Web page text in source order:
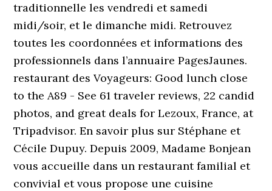
traditionnelle les vendredi et samedi
midi/soir, et le dimanche midi. Retrouvez
toutes les coordonnées et informations des
professionnels dans l’annuaire PagesJaunes.
restaurant des Voyageurs: Good lunch close
to the A89 - See 61 traveler reviews, 22 candid
photos, and great deals for Lezoux, France, at
Tripadvisor. En savoir plus sur Stéphane et
Cécile Dupuy. Depuis 2009, Madame Bonjean
vous accueille dans un restaurant familial et
convivial et vous propose une cuisine